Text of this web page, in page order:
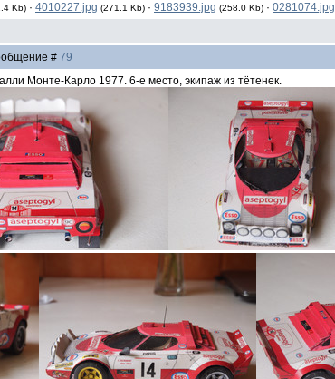
Kb) · 4010227.jpg (271.1 Kb) · 9183939.jpg (258.0 Kb) · 0281074.jpg
# 79
Монте-Карло 1977. 6-е место, экипаж из тётенек.